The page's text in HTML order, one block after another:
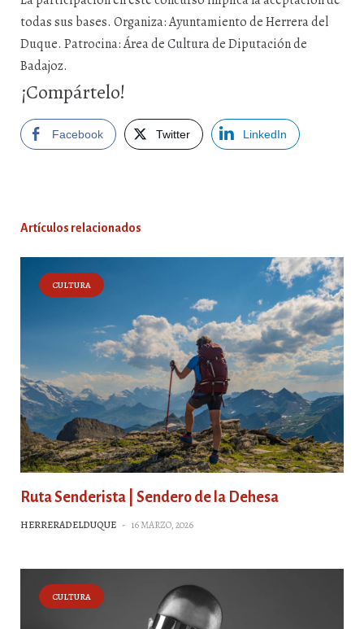
todas sus bases. Organiza: Ayuntamiento de Herrera del
Duque. Patrocina: Área de Cultura de Diputación de
Badajoz.
¡Compártelo!
Facebook Twitter LinkedIn
Artículos relacionados
CULTURA
Ruta Senderista | Sendero de la Dehesa
HERRERADELDUQUE - 16 MARZO, 2026
CULTURA